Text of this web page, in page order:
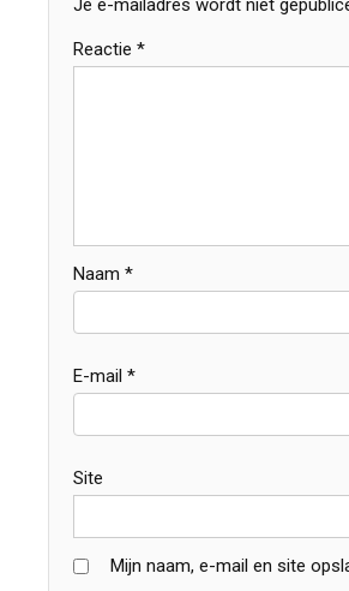
Reactie *
Naam *
E-mail *
Site
Mijn naam, e-mail en site